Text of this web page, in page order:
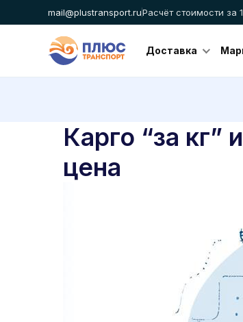
mail@plustransport.ruРасчёт стоимости за
Доставка
Карго “за кг”
цена